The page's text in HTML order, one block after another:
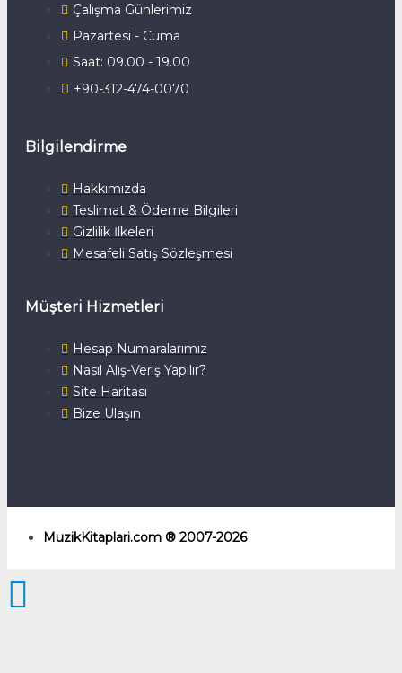
Çalışma Günlerimiz
Pazartesi - Cuma
Saat: 09.00 - 19.00
+90-312-474-0070
Bilgilendirme
Hakkımızda
Teslimat & Ödeme Bilgileri
Gizlilik İlkeleri
Mesafeli Satış Sözleşmesi
Müşteri Hizmetleri
Hesap Numaralarımız
Nasıl Alış-Veriş Yapılır?
Site Haritası
Bize Ulaşın
MuzikKitaplari.com ® 2007-2026